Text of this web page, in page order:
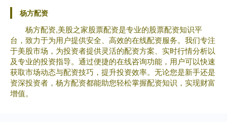
杨方配资
杨方配资,美股之家股票配资是专业的股票配资知识平
台，致力于为用户提供安全、高效的在线配资服务。我们专注
于美股市场，为投资者提供灵活的配资方案、实时行情分析以
及专业的投资指导。通过便捷的在线咨询功能，用户可以快速
获取市场动态与配资技巧，提升投资效率。无论您是新手还是
资深投资者，杨方配资都能助您轻松掌握配资知识，实现财富
增值。